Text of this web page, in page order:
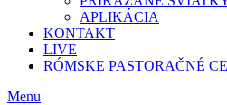
APLIKÁCIA
KONTAKT
LIVE
RÓMSKE PASTORAČNÉ
Menu